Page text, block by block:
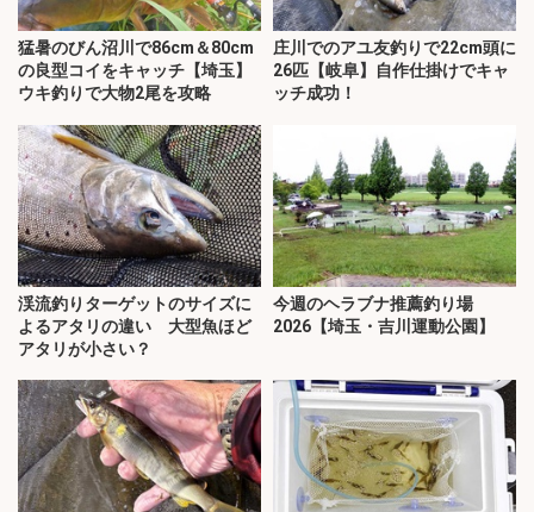
猛暑のびん沼川で86cm＆80cm
の良型コイをキャッチ【埼玉】
ウキ釣りで大物2尾を攻略
庄川でのアユ友釣りで22cm頭に
26匹【岐阜】自作仕掛けでキャ
ッチ成功！
渓流釣りターゲットのサイズに
よるアタリの違い 大型魚ほど
アタリが小さい？
今週のヘラブナ推薦釣り場
2026【埼玉・吉川運動公園】